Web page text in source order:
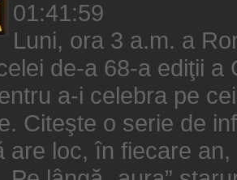
01:41:59
Luni, ora 3 a.m. a
de-a 68-a ediţii
a-i celebra pe
Citeşte o serie de
are loc, în fiecare